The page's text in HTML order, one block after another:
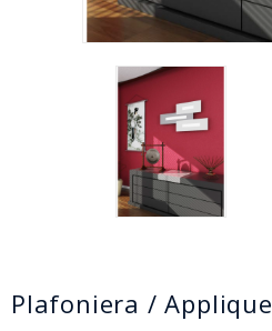
Plafoniera / Applique